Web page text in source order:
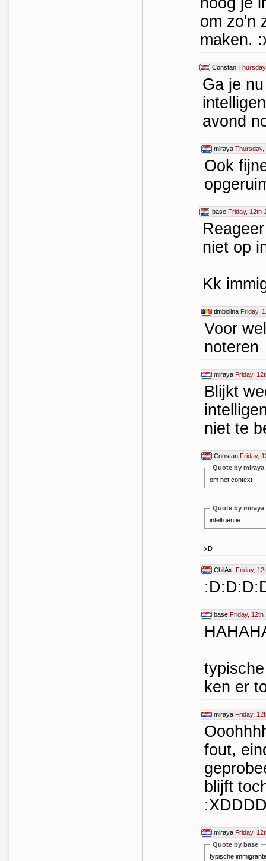
om zo'n
maken.
Constan
Ga je
avond
miraya Thursday,
Ook
base Friday, 12th
niet op
Kk
timbolina Friday,
Voor
noteren
miraya Friday,
Blijkt
niet te
Constan Friday,
Quote by miraya
om het context
Quote by miraya
intelligentie
xD
ChilAx. Friday,
base Friday, 12th
ken er
miraya Friday,
fout,
blijft
miraya Friday,
Quote by base
typische